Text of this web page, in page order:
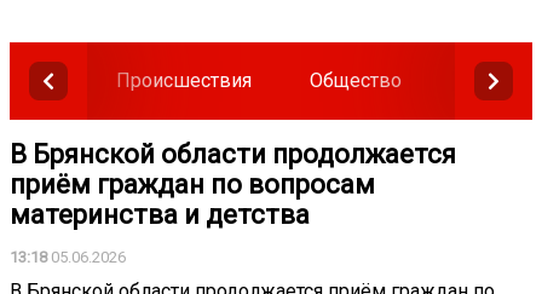
Происшествия Общество Власть
В Брянской области продолжается
приём граждан по вопросам
материнства и детства
13:1805.06.2026